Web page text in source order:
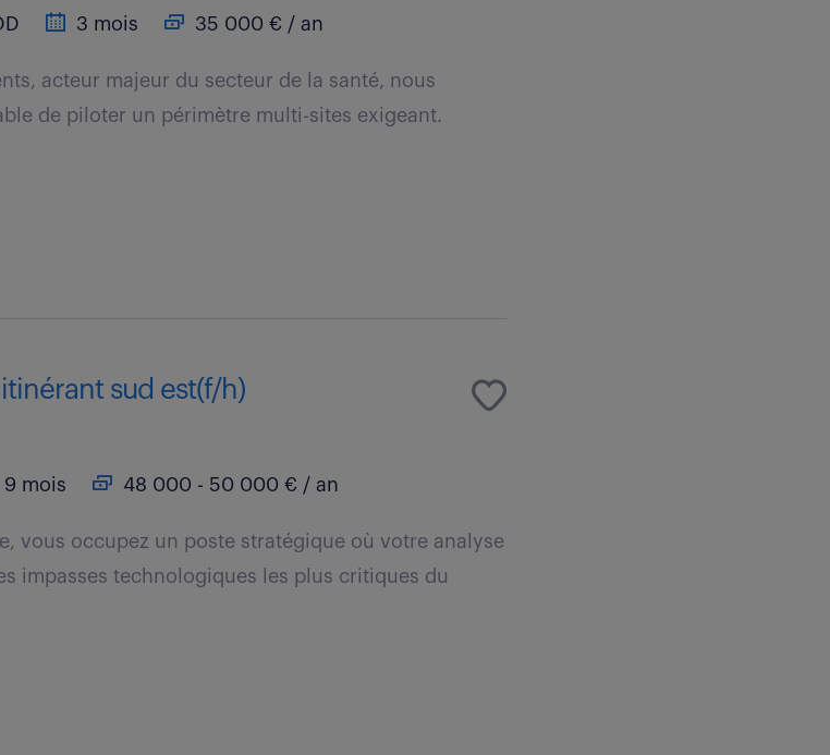
3 mois 35 000 € / an
acteur majeur du secteur de la santé, nous
de piloter un périmètre multi-sites exigeant.
sud est(f/h)
9 mois 48 000 - 50 000 € / an
vous occupez un poste stratégique où votre analyse
impasses technologiques les plus critiques du